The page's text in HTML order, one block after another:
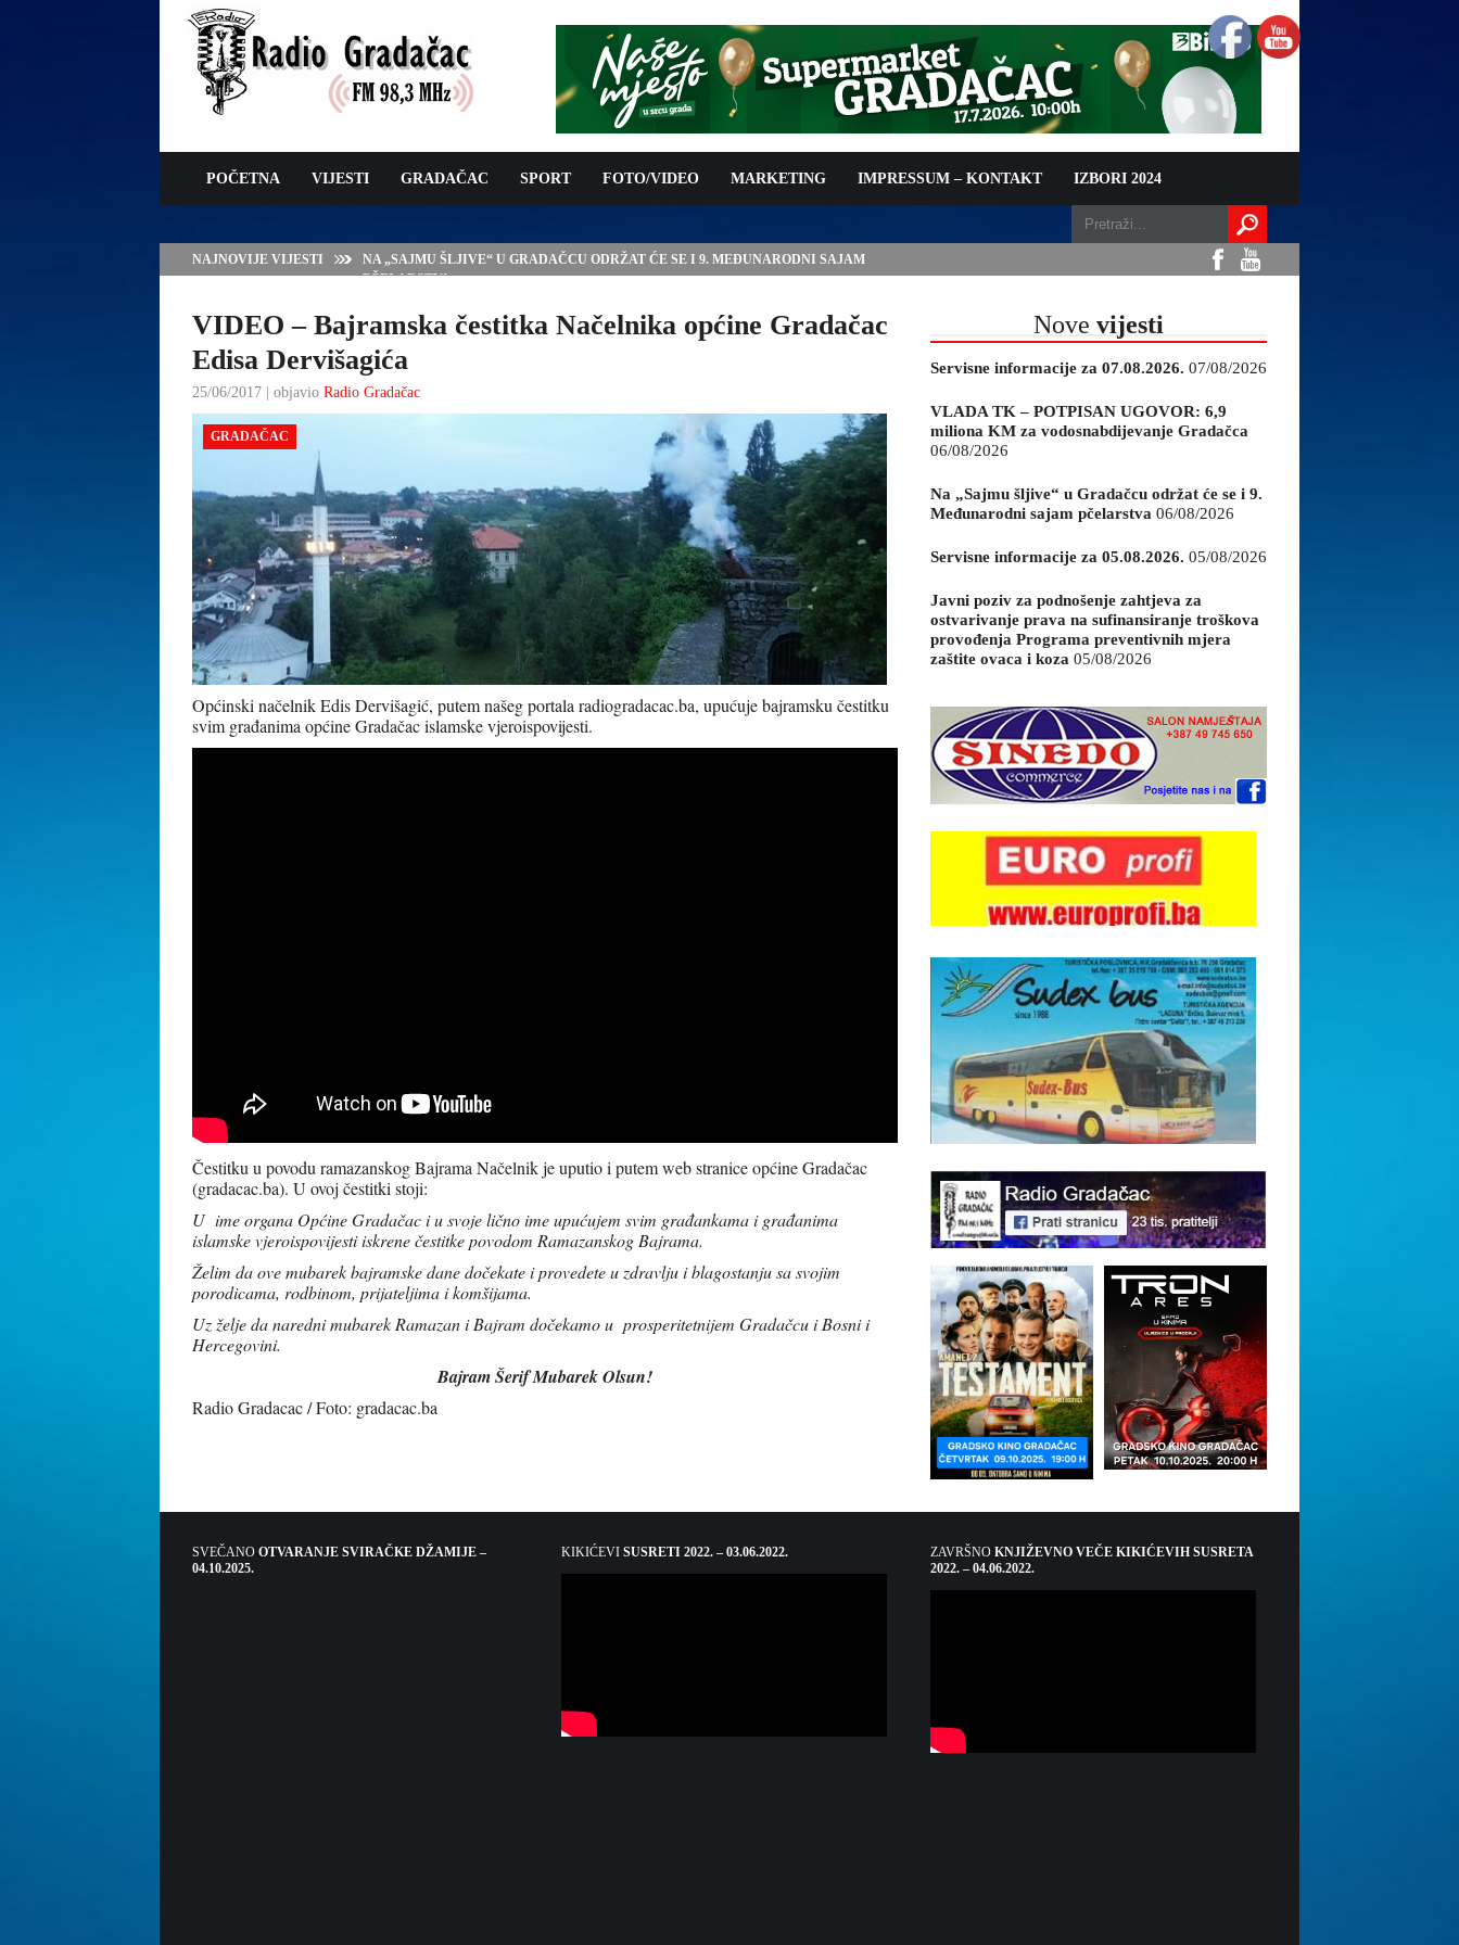
POČETNA VIJESTI GRADAČAC SPORT FOTO/VIDEO MARKETING IMPRESSUM – KONTAKT IZBORI 2024
NAJNOVIJE VIJESTI
NA „SAJMU ŠLJIVE“ U GRADAČCU ODRŽAT ĆE SE I 9. MEĐUNARODNI SAJAM
PČELARSTVA
VIDEO – Bajramska čestitka Načelnika općine Gradačac
Edisa Dervišagića
25/06/2017 | objavio Radio Gradačac
GRADAČAC
Općinski načelnik Edis Dervišagić, putem našeg portala radiogradacac.ba, upućuje bajramsku čestitku
svim građanima općine Gradačac islamske vjeroispovijesti.
Čestitku u povodu ramazanskog Bajrama Načelnik je uputio i putem web stranice općine Gradačac
(gradacac.ba). U ovoj čestitki stoji:
U ime organa Općine Gradačac i u svoje lično ime upućujem svim građankama i građanima
islamske vjeroispovijesti iskrene čestitke povodom Ramazanskog Bajrama.
Želim da ove mubarek bajramske dane dočekate i provedete u zdravlju i blagostanju sa svojim
porodicama, rodbinom, prijateljima i komšijama.
Uz želje da naredni mubarek Ramazan i Bajram dočekamo u prosperitetnijem Gradačcu i Bosni i
Hercegovini.
Bajram Šerif Mubarek Olsun!
Radio Gradacac / Foto: gradacac.ba
Nove vijesti
Servisne informacije za 07.08.2026. 07/08/2026
VLADA TK – POTPISAN UGOVOR: 6,9
miliona KM za vodosnabdijevanje Gradačca
06/08/2026
Na „Sajmu šljive“ u Gradačcu održat će se i 9.
Međunarodni sajam pčelarstva 06/08/2026
Servisne informacije za 05.08.2026. 05/08/2026
Javni poziv za podnošenje zahtjeva za
ostvarivanje prava na sufinansiranje troškova
provođenja Programa preventivnih mjera
zaštite ovaca i koza 05/08/2026
SVEČANO OTVARANJE SVIRAČKE DŽAMIJE –
04.10.2025.
KIKIĆEVI SUSRETI 2022. – 03.06.2022. ZAVRŠNO KNJIŽEVNO VEČE KIKIĆEVIH SUSRETA
2022. – 04.06.2022.